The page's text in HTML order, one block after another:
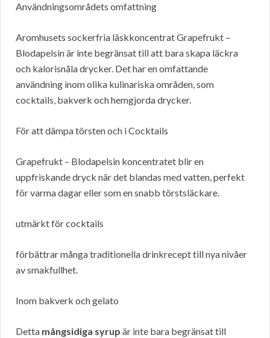
Användningsområdets omfattning
Aromhusets sockerfria läskkoncentrat Grapefrukt –
Blodapelsin är inte begränsat till att bara skapa läckra
och kalorisnåla drycker. Det har en omfattande
användning inom olika kulinariska områden, som
cocktails, bakverk och hemgjorda drycker.
För att dämpa törsten och i Cocktails
Grapefrukt – Blodapelsin koncentratet blir en
uppfriskande dryck när det blandas med vatten, perfekt
för varma dagar eller som en snabb törstsläckare.
utmärkt för cocktails
förbättrar många traditionella drinkrecept till nya nivåer
av smakfullhet.
Inom bakverk och gelato
Detta mångsidiga syrup är inte bara begränsat till